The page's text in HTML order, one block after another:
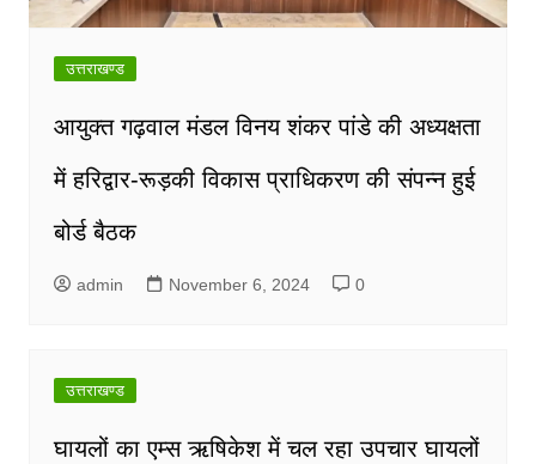
उत्तराखण्ड
आयुक्त गढ़वाल मंडल विनय शंकर पांडे की अध्यक्षता
में हरिद्वार-रूड़की विकास प्राधिकरण की संपन्न हुई
बोर्ड बैठक
admin November 6, 2024 0
उत्तराखण्ड
घायलों का एम्स ऋषिकेश में चल रहा उपचार घायलों